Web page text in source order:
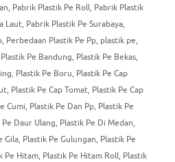
, Pabrik Plastik Pe Roll, Pabrik Plastik
Laut, Pabrik Plastik Pe Surabaya,
, Perbedaan Plastik Pe Pp, plastik pe,
Plastik Pe Bandung, Plastik Pe Bekas,
, Plastik Pe Boru, Plastik Pe Cap
, Plastik Pe Cap Tomat, Plastik Pe Cap
Cumi, Plastik Pe Dan Pp, Plastik Pe
Pe Daur Ulang, Plastik Pe Di Medan,
Gila, Plastik Pe Gulungan, Plastik Pe
Pe Hitam, Plastik Pe Hitam Roll, Plastik